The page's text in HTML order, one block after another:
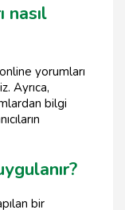
nasıl
yorumları
Ayrıca,
bilgi
bir